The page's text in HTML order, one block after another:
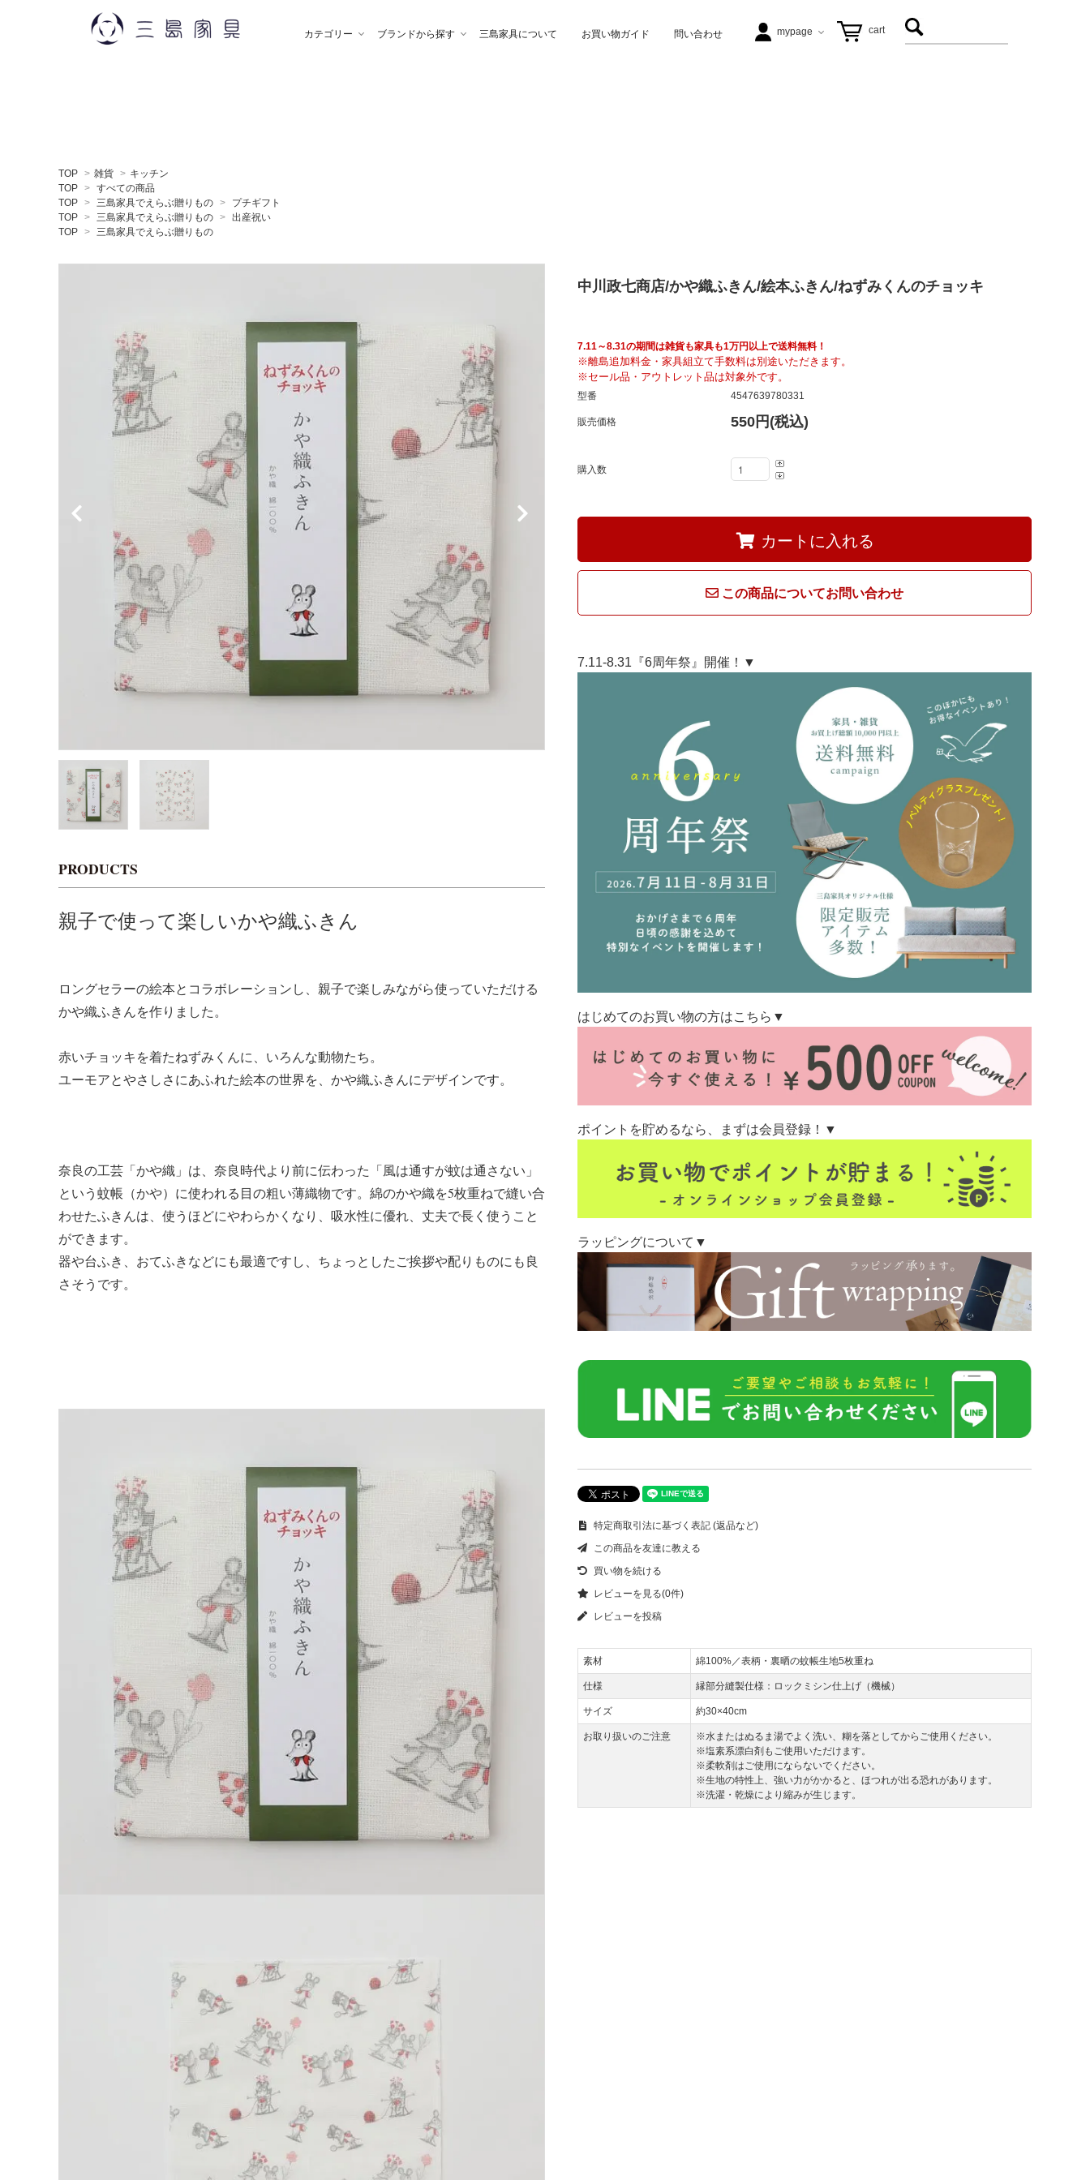
カテゴリー
デスク
ミラー
ブランドから探す
薫玉堂
神藤タオル
BIRDS'WORDS ひむか Fumi
フランジパニラタン 松野屋
mina perhonen ヤマチク
三島家具について お買い物ガイド 問い合わせ mypage cart
TOP > 雑貨 > キッチン
TOP > すべての商品
TOP > 三島家具でえらぶ贈りもの >
プチギフト
TOP > 三島家具でえらぶ贈りもの > 出産祝い
TOP > 三島家具でえらぶ贈りもの
PRODUCTS
親子で使って楽しいかや織ふきん
ロングセラーの絵本とコラボレーションし、親子で楽しみながら使っていただける
かや織ふきんを作りました。
赤いチョッキを着たねずみくんに、いろんな動物たち。
ユーモアとやさしさにあふれた絵本の世界を、かや織ふきんにデザインです。
奈良の工芸「かや織」は、奈良時代より前に伝わった「風は通すが蚊は通さない」
という蚊帳（かや）に使われる目の粗い薄織物です。綿のかや織を5枚重ねで縫い合
わせたふきんは、使うほどにやわらかくなり、吸水性に優れ、丈夫で長く使うこと
ができます。
器や台ふき、おてふきなどにも最適ですし、ちょっとしたご挨拶や配りものにも良
さそうです。
中川政七商店/かや織ふきん/絵本ふきん/ねずみくんのチョッキ
7.11～8.31の期間は雑貨も家具も1万円以上で送料無料！
※離島追加料金・家具組立て手数料は別途いただきます。
※セール品・アウトレット品は対象外です。
型番 4547639780331
販売価格 550円(税込)
購入数
カートに入れる
この商品についてお問い合わせ
7.11-8.31『6周年祭』開催！▼
はじめてのお買い物の方はこちら▼
ポイントを貯めるなら、まずは会員登録！▼
ラッピングについて▼
特定商取引法に基づく表記 (返品など)
この商品を友達に教える
買い物を続ける
レビューを見る(0件)
レビューを投稿
素材 綿100%／表柄・裏晒の蚊帳生地5枚重ね
仕様 縁部分縫製仕様：ロックミシン仕上げ（機械）
サイズ 約30×40cm
お取り扱いのご注意
※水またはぬるま湯でよく洗い、糊を落としてからご使用ください。
※塩素系漂白剤もご使用いただけます。
※柔軟剤はご使用にならないでください。
※生地の特性上、強い力がかかると、ほつれが出る恐れがあります。
※洗濯・乾燥により縮みが生じます。